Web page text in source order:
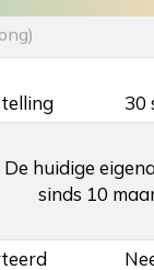
30
De huidige
sinds 10